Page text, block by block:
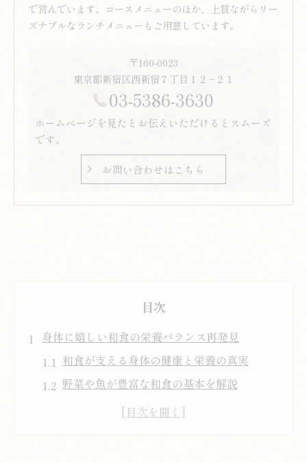
で営んでいます。コースメニューのほか、上質ながらリー
ズナブルなランチメニューもご用意しています。
〒160-0023
東京都新宿区西新宿７丁目１２−２１
03-5386-3630
ホームページを見たとお伝えいただけるとスムーズ
です。
お問い合わせはこちら
目次
身体に嬉しい和食の栄養バランス再発見
和食が支える身体の健康と栄養の真実
野菜や魚が豊富な和食の基本を解説
和食と生活習慣病予防の深い関係性に注目